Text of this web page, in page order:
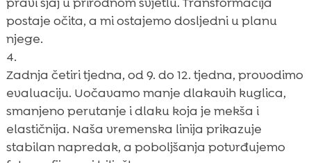
postaje očita, a mi ostajemo dosljedni u planu
njege.
Zadnja četiri tjedna, od 9. do 12. tjedna, provodimo
evaluaciju. Uočavamo manje dlakavih kuglica,
smanjeno perutanje i dlaku koja je mekša i
elastičnija. Naša vremenska linija prikazuje
stabilan napredak, a poboljšanja potvrđujemo